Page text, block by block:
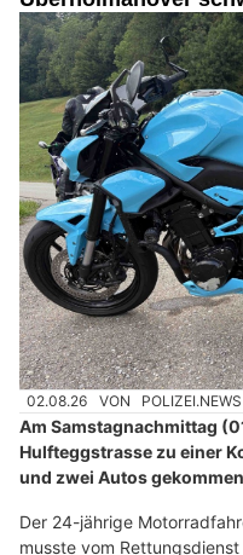
02.08.26 VON
Am Samstagnachmittag
Hulfteggstrasse zu einer
und zwei Autos
Der 24-jährige
musste vom